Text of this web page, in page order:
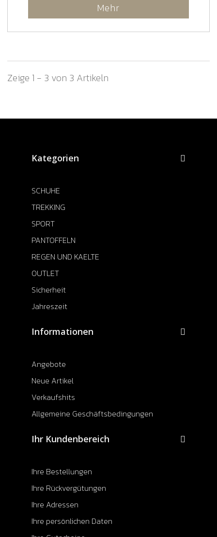
Mehr
Zeige 1 - 3 von 3 Artikeln
Kategorien
SCHUHE
TREKKING
SPORT
PANTOFFELN
REGEN UND KAELTE
OUTLET
Sicherheit
Jahreszeit
Informationen
Angebote
Neue Artikel
Verkaufshits
Allgemeine Geschäftsbedingungen
Ihr Kundenbereich
Ihre Bestellungen
Ihre Rückvergütungen
Ihre Adressen
Ihre persönlichen Daten